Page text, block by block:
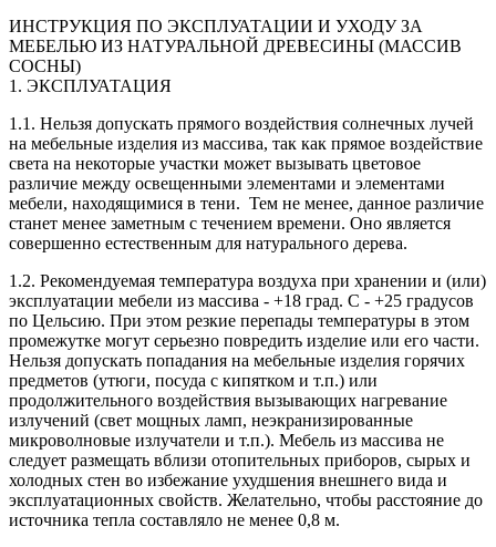
ИНСТРУКЦИЯ ПО ЭКСПЛУАТАЦИИ И УХОДУ ЗА
МЕБЕЛЬЮ ИЗ НАТУРАЛЬНОЙ ДРЕВЕСИНЫ (МАССИВ
СОСНЫ)
1. ЭКСПЛУАТАЦИЯ
1.1. Нельзя допускать прямого воздействия солнечных лучей
на мебельные изделия из массива, так как прямое воздействие
света на некоторые участки может вызывать цветовое
различие между освещенными элементами и элементами
мебели, находящимися в тени. Тем не менее, данное различие
станет менее заметным с течением времени. Оно является
совершенно естественным для натурального дерева.
1.2. Рекомендуемая температура воздуха при хранении и (или)
эксплуатации мебели из массива - +18 град. С - +25 градусов
по Цельсию. При этом резкие перепады температуры в этом
промежутке могут серьезно повредить изделие или его части.
Нельзя допускать попадания на мебельные изделия горячих
предметов (утюги, посуда с кипятком и т.п.) или
продолжительного воздействия вызывающих нагревание
излучений (свет мощных ламп, неэкранизированные
микроволновые излучатели и т.п.). Мебель из массива не
следует размещать вблизи отопительных приборов, сырых и
холодных стен во избежание ухудшения внешнего вида и
эксплуатационных свойств. Желательно, чтобы расстояние до
источника тепла составляло не менее 0,8 м.